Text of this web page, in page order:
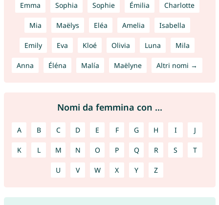
Emma Sophia Sophie Émilia Charlotte
Mia Maëlys Eléa Amelia Isabella
Emily Eva Kloé Olivia Luna Mila
Anna Éléna Malía Maëlyne Altri nomi →
Nomi da femmina con ...
A B C D E F G H I J
K L M N O P Q R S T
U V W X Y Z